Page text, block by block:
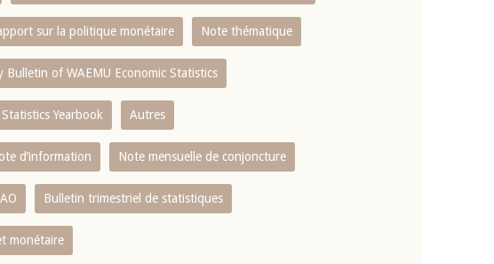
sur la politique monétaire Note thématique
Bulletin of WAEMU Economic Statistics
Statistics Yearbook Autres
d’information Note mensuelle de conjoncture
Bulletin trimestriel de statistiques
monétaire